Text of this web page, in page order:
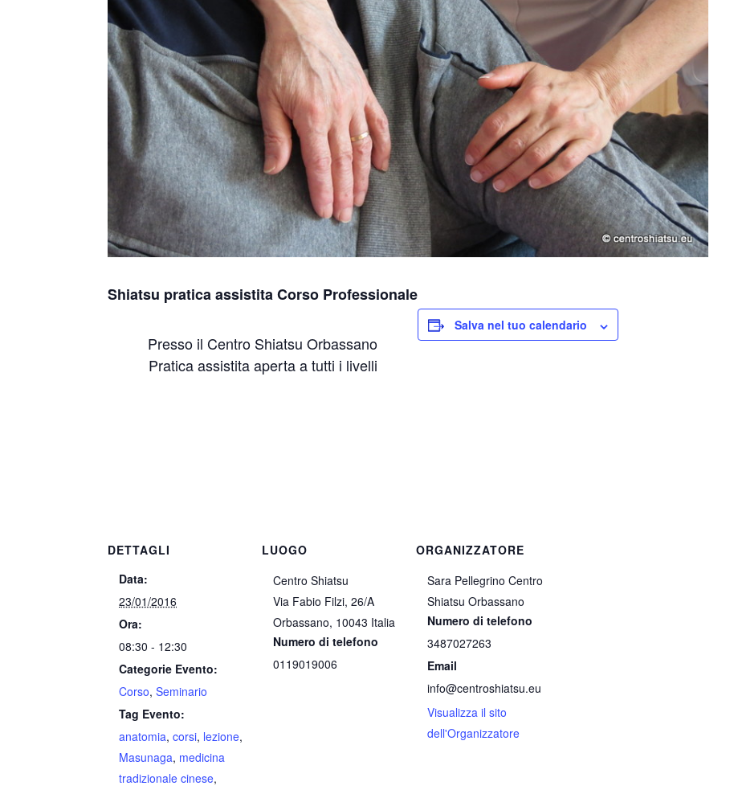
Shiatsu pratica assistita Corso Professionale
Presso il Centro Shiatsu Orbassano
Pratica assistita aperta a tutti i livelli
Salva nel tuo calendario
DETTAGLI
Data:
23/01/2016
Ora:
08:30 - 12:30
Categorie Evento:
Corso,Seminario
Tag Evento:
anatomia,corsi, lezione,
Masunaga, medicina
tradizionale cinese,
LUOGO
Centro Shiatsu
Via Fabio Filzi, 26/A
Orbassano, 10043 Italia
Numero di telefono
0119019006
ORGANIZZATORE
Sara Pellegrino Centro
Shiatsu Orbassano
Numero di telefono
3487027263
Email
info@centroshiatsu.eu
Visualizza il sito
dell'Organizzatore